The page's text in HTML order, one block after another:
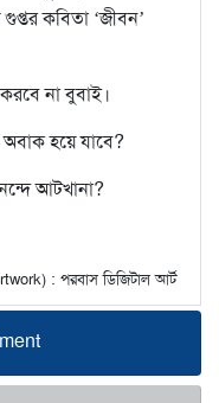
কবিতা ‘জীবন’
না বুবাই।
হয়ে যাবে?
আটখানা?
: পরবাস ডিজিটাল আর্ট